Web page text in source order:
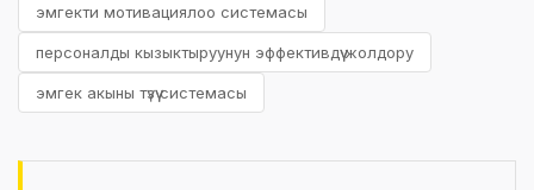
эмгекти мотивациялоо системасы
персоналды кызыктыруунун эффективдүү жолдору
эмгек акыны түзүү системасы